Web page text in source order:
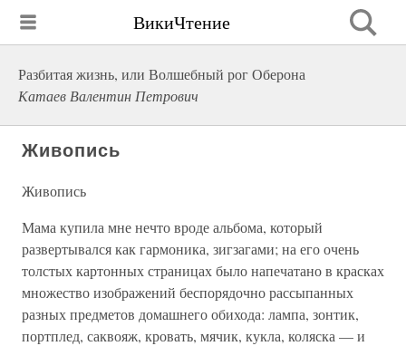
ВикиЧтение
Разбитая жизнь, или Волшебный рог Оберона
Катаев Валентин Петрович
Живопись
Живопись
Мама купила мне нечто вроде альбома, который
развертывался как гармоника, зигзагами; на его очень
толстых картонных страницах было напечатано в красках
множество изображений беспорядочно рассыпанных
разных предметов домашнего обихода: лампа, зонтик,
портплед, саквояж, кровать, мячик, кукла, коляска — и